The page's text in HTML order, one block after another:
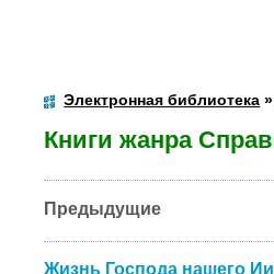
Электронная библиотека
Книги жанра
Предыдущие
Жизнь Господа нашего